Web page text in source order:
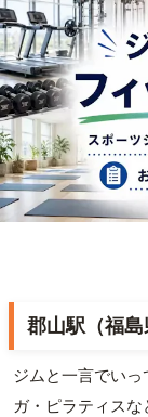
郡山駅（福
ジムと一言でい
ガ・ピラティス